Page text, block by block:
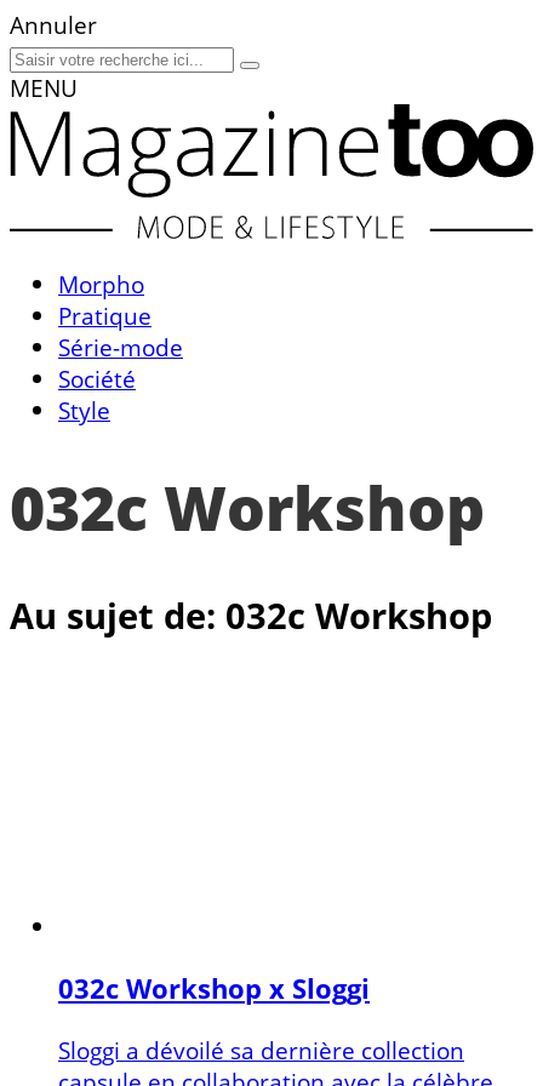
Annuler
MENU
Morpho
Pratique
Série-mode
Société
Style
032c Workshop
Au sujet de: 032c Workshop
032c Workshop x Sloggi
Sloggi a dévoilé sa dernière collection